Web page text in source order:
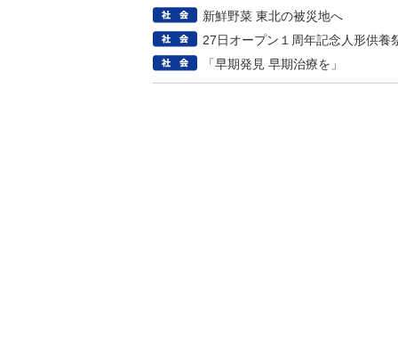
新鮮野菜 東北の被災地へ
27日オープン１周年記念人形供養
「早期発見 早期治療を」